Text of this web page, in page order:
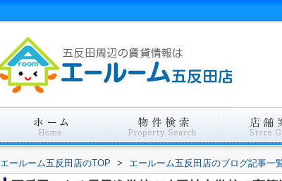
エールーム五反田店のTOP > エールーム五反田店のブログ記事一